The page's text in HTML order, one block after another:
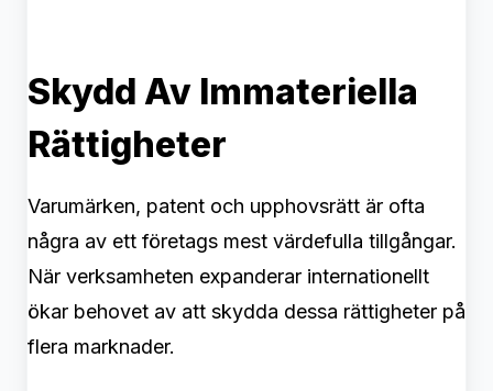
Skydd Av Immateriella
Rättigheter
Varumärken, patent och upphovsrätt är ofta
några av ett företags mest värdefulla tillgångar.
När verksamheten expanderar internationellt
ökar behovet av att skydda dessa rättigheter på
flera marknader.